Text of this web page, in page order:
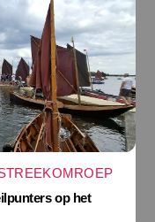
op het